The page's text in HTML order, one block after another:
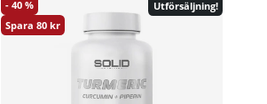
40
80
Utförsäljning!